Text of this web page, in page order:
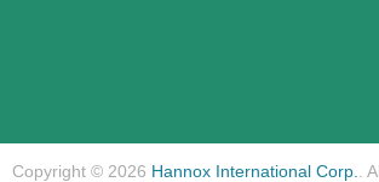
Copyright © 2026 Hannox International Corp..